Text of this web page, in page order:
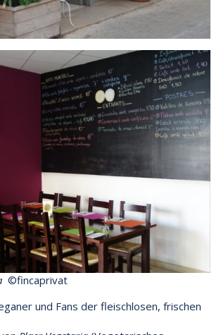
©fincaprivat
und Fans der fleischlosen, frischen